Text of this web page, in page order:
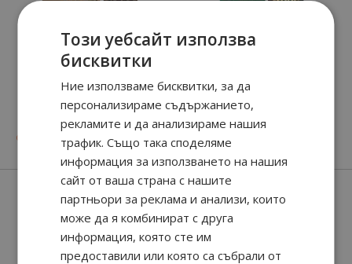
Original Wood
от 90€ / 50. 66лв.
Green Wood
22.
Нови парфюми
Този уебсайт използва
бисквитки
Ние използваме бисквитки, за да
персонализираме съдържанието,
рекламите и да анализираме нашия
трафик. Също така споделяме
информация за използването на нашия
сайт от ваша страна с нашите
партньори за реклама и анализи, които
може да я комбинират с друга
информация, която сте им
предоставили или която са събрали от